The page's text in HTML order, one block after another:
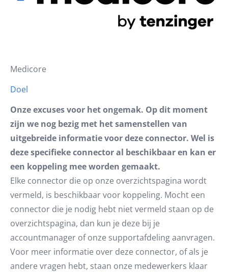
Medicore
Doel
Onze excuses voor het ongemak. Op dit moment
zijn we nog bezig met het samenstellen van
uitgebreide informatie voor deze connector. Wel is
deze specifieke connector al beschikbaar en kan er
een koppeling mee worden gemaakt.
Elke connector die op onze overzichtspagina wordt
vermeld, is beschikbaar voor koppeling. Mocht een
connector die je nodig hebt niet vermeld staan op de
overzichtspagina, dan kun je deze bij je
accountmanager of onze supportafdeling aanvragen.
Voor meer informatie over deze connector, of als je
andere vragen hebt, staan onze medewerkers klaar